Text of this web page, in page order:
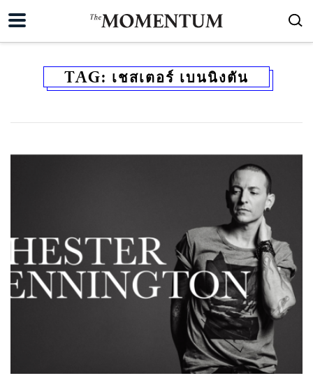
TAG: เชสเตอร์ เบนนิงตัน
LINE EMAIL